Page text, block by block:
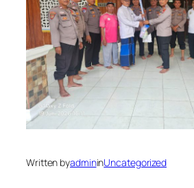
Written byadmininUncategorized